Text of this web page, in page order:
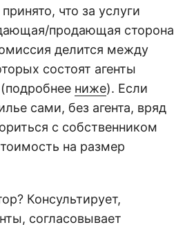
что за услуги
продающая сторона
делится между
состоят агенты
ниже). Если
сами, без агента, вряд
с собственником
на размер
Консультирует,
согласовывает